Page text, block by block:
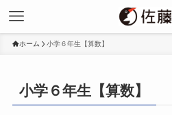
ホーム 小学６年生【算数】
小学６年生【算数】